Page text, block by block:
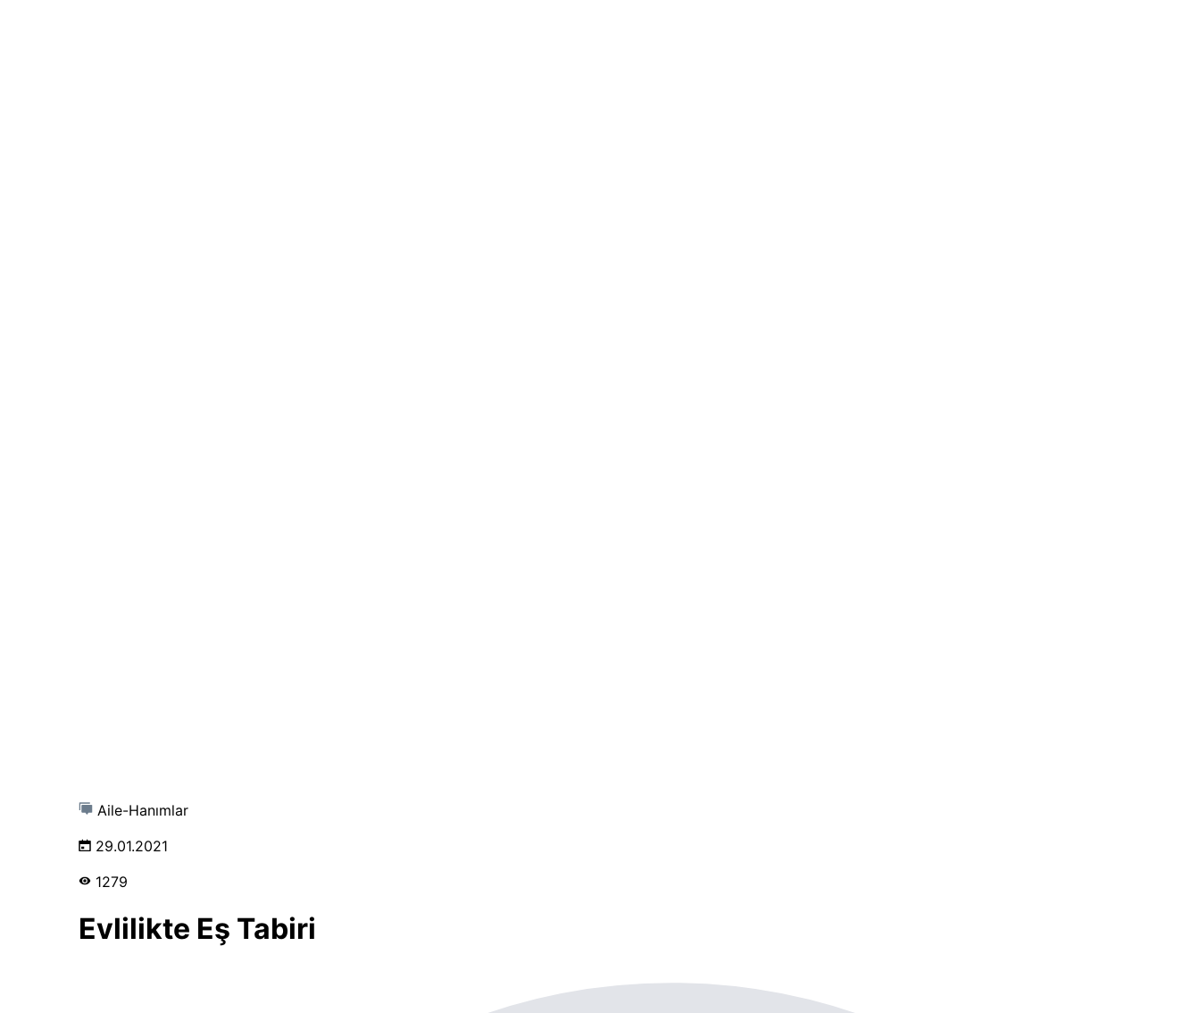
Aile-Hanımlar
29.01.2021
1279
Evlilikte Eş Tabiri